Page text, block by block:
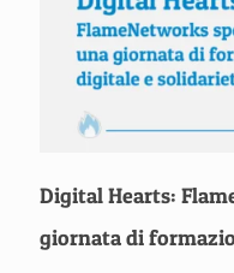
Digital Hearts:
giornata di